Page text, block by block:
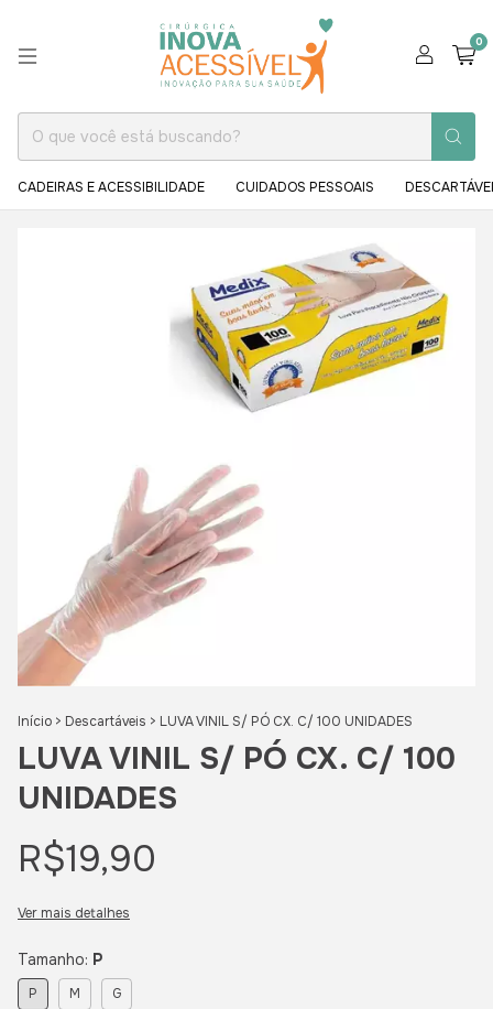
0
CADEIRAS E ACESSIBILIDADE CUIDADOS PESSOAIS
Início > Descartáveis > LUVA VINIL S/ PÓ CX. C/ 100 UNIDADES
LUVA VINIL S/ PÓ CX. C/ 100
UNIDADES
R$19,90
Ver mais detalhes
Tamanho: P
P M G